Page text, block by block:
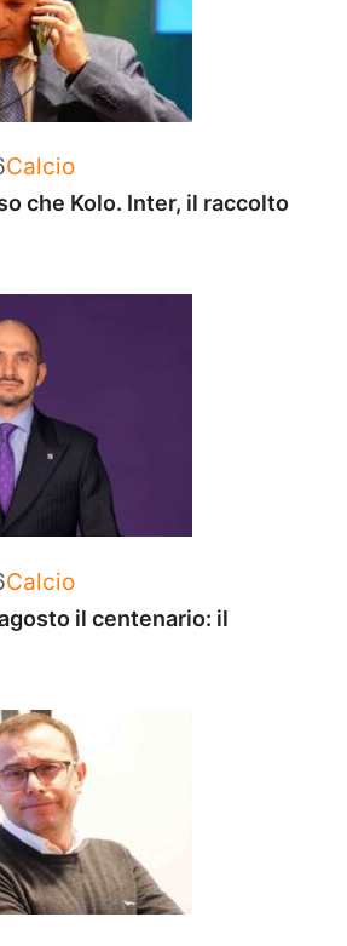
Categorie
Calcio
che Kolo. Inter, il raccolto
Categorie
Calcio
il centenario: il